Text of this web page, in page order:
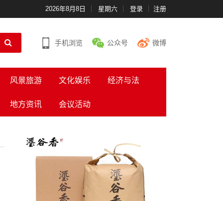
2026年8月8日 星期六 登录 注册
手机浏览 公众号 微博
风景旅游 文化娱乐 经济与法
地方资讯 会议活动